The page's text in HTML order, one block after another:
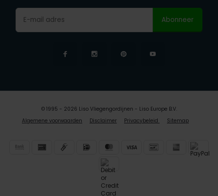
Abonneer
Algemene voorwaarden Disclaimer Privacybeleid Sitemap
© 1995 - 2026 Liso Vliegengordijnen - Liso Europe B.V.